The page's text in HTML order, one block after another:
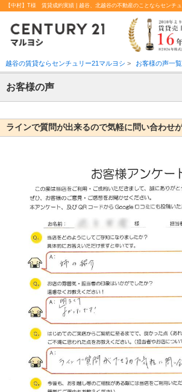
【中村】T様 賃貸成約実績 | 越谷、北越谷の不動産のことならセンチ
越谷の賃貸ならセンチュリー21マルヨシ > お客様の声一覧
お客様の声
ラインで質問が出来るので気軽に問い合わせ